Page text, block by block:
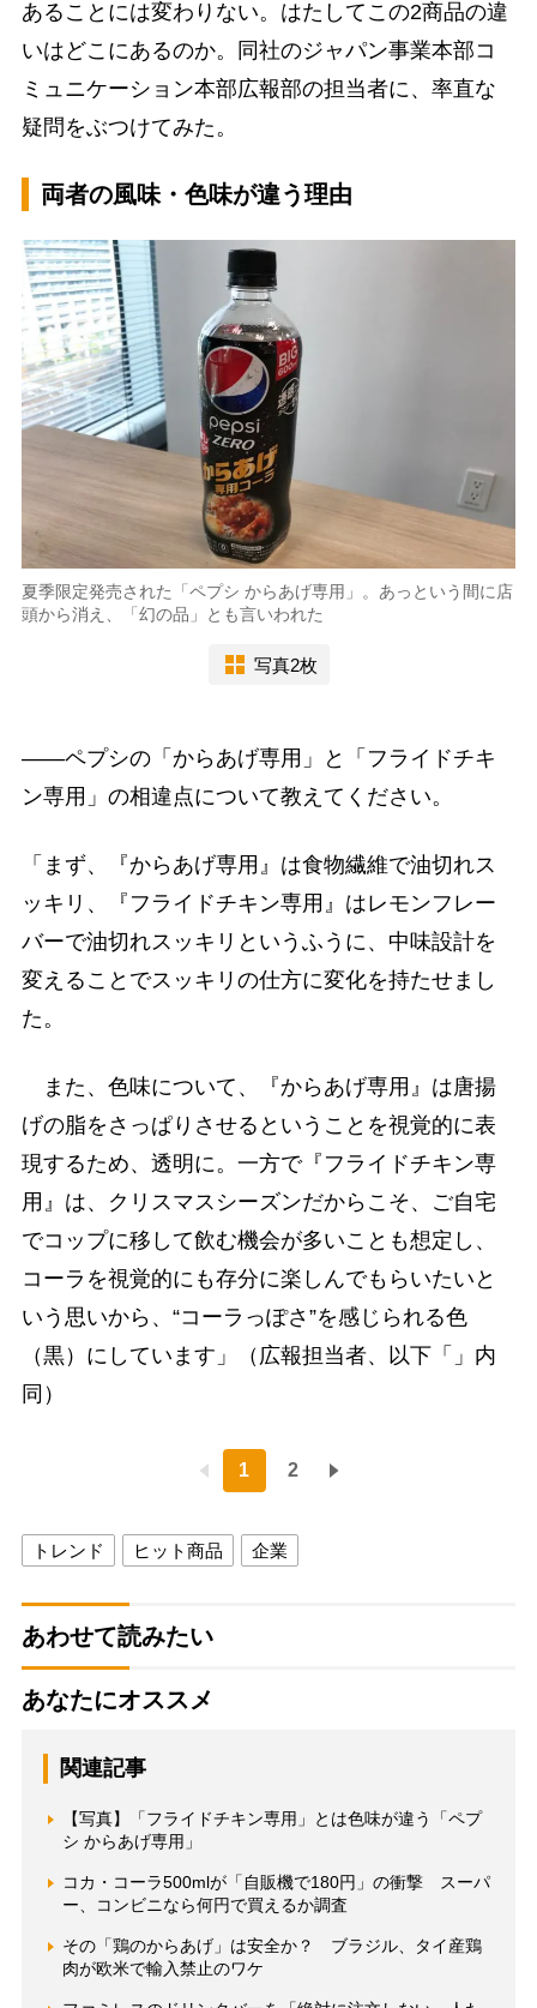
あることには変わりない。はたしてこの2商品の違
いはどこにあるのか。同社のジャパン事業本部コ
ミュニケーション本部広報部の担当者に、率直な
疑問をぶつけてみた。
両者の風味・色味が違う理由
夏季限定発売された「ペプシ からあげ専用」。あっという間に店
頭から消え、「幻の品」とも言いわれた
写真2枚
――ペプシの「からあげ専用」と「フライドチキ
ン専用」の相違点について教えてください。
「まず、『からあげ専用』は食物繊維で油切れス
ッキリ、『フライドチキン専用』はレモンフレー
バーで油切れスッキリというふうに、中味設計を
変えることでスッキリの仕方に変化を持たせまし
た。
また、色味について、『からあげ専用』は唐揚
げの脂をさっぱりさせるということを視覚的に表
現するため、透明に。一方で『フライドチキン専
用』は、クリスマスシーズンだからこそ、ご自宅
でコップに移して飲む機会が多いことも想定し、
コーラを視覚的にも存分に楽しんでもらいたいと
いう思いから、“コーラっぽさ”を感じられる色
（黒）にしています」（広報担当者、以下「」内
同）
1 2
トレンド ヒット商品 企業
あわせて読みたい
あなたにオススメ
関連記事
【写真】「フライドチキン専用」とは色味が違う「ペプ
シ からあげ専用」
コカ・コーラ500mlが「自販機で180円」の衝撃 スーパ
ー、コンビニなら何円で買えるか調査
その「鶏のからあげ」は安全か？ ブラジル、タイ産鶏
肉が欧米で輸入禁止のワケ